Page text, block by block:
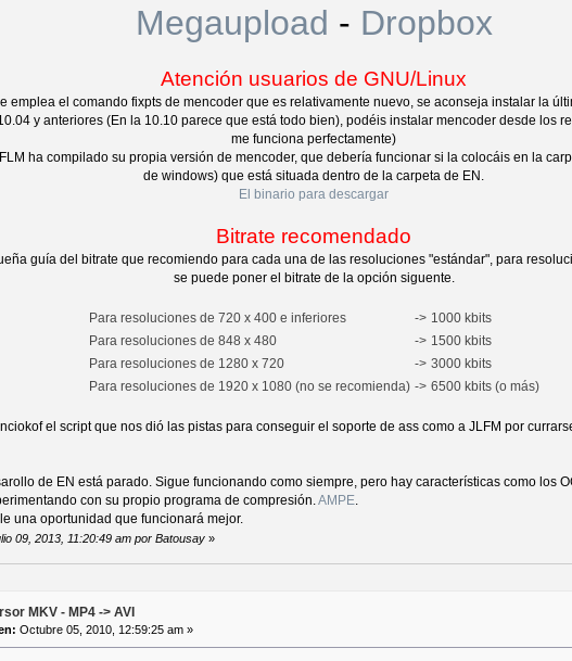
Megaupload - Dropbox
Atención usuarios de GNU/Linux
emplea el comando fixpts de mencoder que es relativamente nuevo, se aconseja instalar la
y anteriores (En la 10.10 parece que está todo bien), podéis instalar mencoder desde los
me funciona perfectamente)
ha compilado su propia versión de mencoder, que debería funcionar si la colocáis en la
de windows) que está situada dentro de la carpeta de EN.
El binario para descargar
Bitrate recomendado
guía del bitrate que recomiendo para cada una de las resoluciones "estándar", para
se puede poner el bitrate de la opción siguente.
Para resoluciones de 720 x 400 e inferiores -> 1000 kbits
Para resoluciones de 848 x 480
-> 1500 kbits
Para resoluciones de 1280 x 720
-> 3000 kbits
Para resoluciones de 1920 x 1080 (no se recomienda) -> 6500 kbits (o más)
el script que nos dió las pistas para conseguir el soporte de ass como a JLFM por
de EN está parado. Sigue funcionando como siempre, pero hay características como los
con su propio programa de compresión.AMPE.
una oportunidad que funcionará mejor.
09, 2013, 11:20:49 am por Batousay»
MKV - MP4 -> AVI
Octubre 05, 2010, 12:59:25 am »